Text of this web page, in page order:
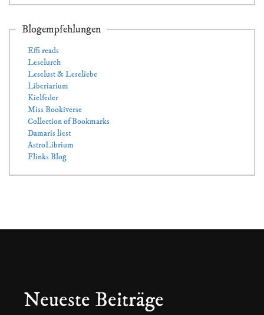
Blogempfehlungen
Effi reads
Leselurch
Leselust & Leseliebe
Liberiarium
Kielfeder
Miss Bookiverse
Collection of Bookmarks
Damaris liest
AstroLibrium
Flinks Blog
Neueste Beiträge